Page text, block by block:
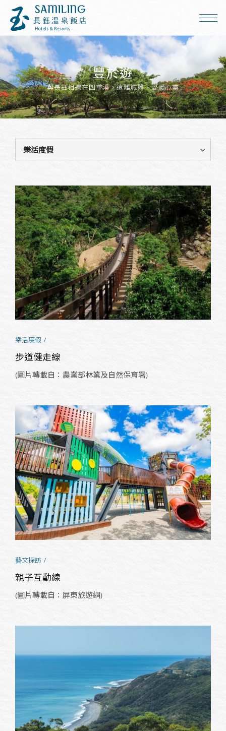
豐於遊
與長鈺相遇在四重溪，遠離城囂、溫暖心靈
樂活度假
樂活度假
步道健走線
(圖片轉載自：農業部林業及自然保育署)
藝文探訪
親子互動線
(圖片轉載自：屏東旅遊網)